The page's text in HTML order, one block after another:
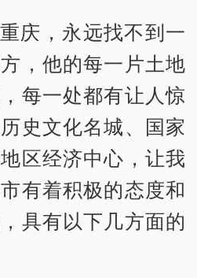
庆，永远找不到一
，他的每一片土地
每一处都有让人惊
史文化名城、国家
区经济中心，让我
有着积极的态度和
具有以下几方面的